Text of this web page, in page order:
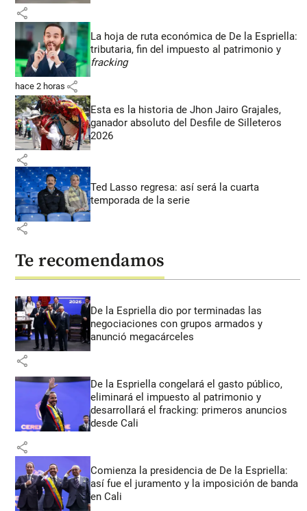
share
La hoja de ruta económica de De la Espriella:
tributaria, fin del impuesto al patrimonio y
fracking
hace 2 horas share
Esta es la historia de Jhon Jairo Grajales,
ganador absoluto del Desfile de Silleteros
2026
share
Ted Lasso regresa: así será la cuarta
temporada de la serie
share
Te recomendamos
De la Espriella dio por terminadas las
negociaciones con grupos armados y
anunció megacárceles
share
De la Espriella congelará el gasto público,
eliminará el impuesto al patrimonio y
desarrollará el fracking: primeros anuncios
desde Cali
share
Comienza la presidencia de De la Espriella:
así fue el juramento y la imposición de banda
en Cali